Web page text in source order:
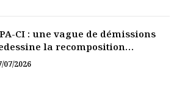
CI : une vague de démissions
la recomposition
07/2026